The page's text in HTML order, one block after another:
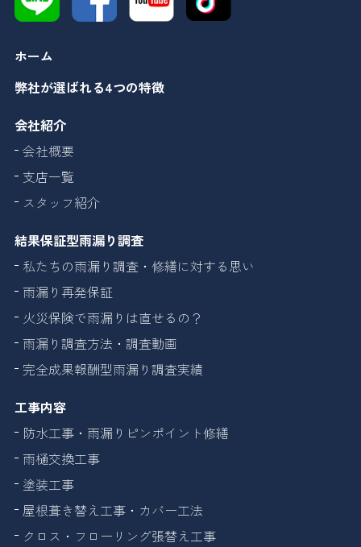
ホーム
弊社が選ばれる4つの特徴
会社紹介
会社概要
支店一覧
スタッフ紹介
結果保証型雨漏り調査
私たちの雨漏り調査・修繕に対する思い
雨漏り再発保証
火災保険で雨漏りは直せるの？
雨漏り調査方法・調査動画
完全成果報酬型雨漏り調査実績
工事内容
防水工事・雨漏りピンポイント修繕
雨樋交換工事
塗装工事
屋根葺き替え工事・カバー工法
クロス・フローリング張替え工事